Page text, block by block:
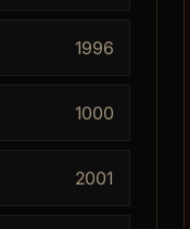
1996
1000
2001